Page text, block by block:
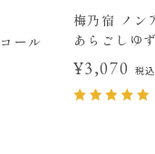
ール
梅乃宿 ノン
あらごしゆ
¥3,070 税込